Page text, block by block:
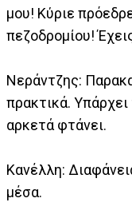
μου! Κύριε
πεζοδρομίου!
Νεράντζης:
πρακτικά.
αρκετά φτάνει.
Κανέλλη:
μέσα.